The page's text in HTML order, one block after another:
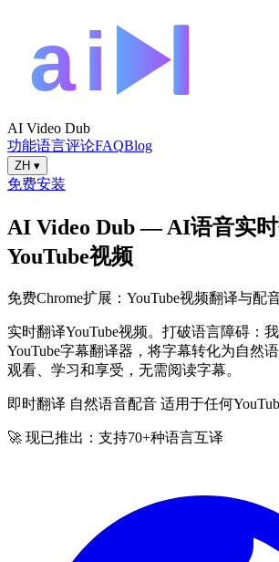
AI Video Dub
功能语言评论FAQBlog
ZH ▾
免费安装
AI Video Dub — AI语音实
YouTube视频
免费Chrome扩展：YouTube视频翻译与配
实时翻译YouTube视频。打破语言障碍：
YouTube字幕翻译器，将字幕转化为自
观看、学习和享受，无需阅读字幕。
即时翻译 自然语音配音 适用于任何
🚀 现已推出：支持70+种语言互译